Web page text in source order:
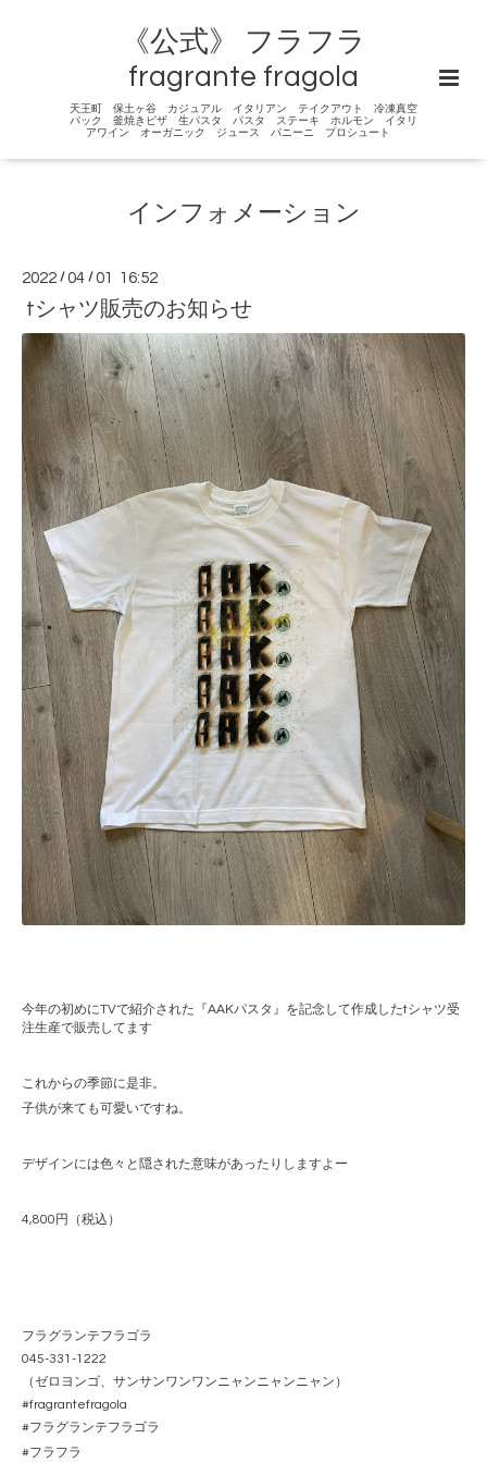
《公式》 フラフラ
fragrante fragola
天王町 保土ヶ谷 カジュアル イタリアン テイクアウト 冷凍真空
パック 釜焼きピザ 生パスタ パスタ ステーキ ホルモン イタリ
アワイン オーガニック ジュース パニーニ プロシュート
インフォメーション
2022 /04 /01 16:52
tシャツ販売のお知らせ
今年の初めにTVで紹介された『 AAKパスタ』を記念して作成したtシャツ受
注生産で販売してます
これからの季節に是非。
子供が来ても可愛いですね。
デザインには色々と隠された意味があったりしますよー
4,800 円（税込）
フラグランテフラゴラ
045-331-1222
（ゼロヨンゴ、サンサンワンワンニャンニャンニャン）
#fragrantefragola
#フラグランテフラゴラ
#フラフラ